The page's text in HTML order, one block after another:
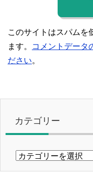
このサイトはスパムを
ます。
コメントデータ
ださい。
カテゴリー
カ